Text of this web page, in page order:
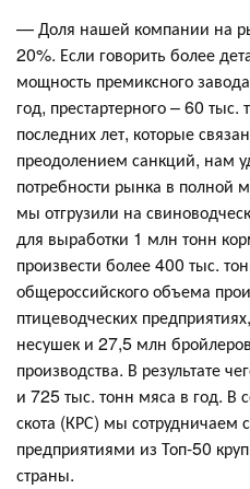
— Доля нашей компании на
20%. Если говорить более
мощность премиксного
год, престартерного – 60
последних лет, которые
преодолением санкций, нам
потребности рынка в полной
мы отгрузили на
для выработки 1 млн тонн
произвести более 400 тыс.
общероссийского объема
птицеводческих
несушек и 27,5 млн
производства. В результате
и 725 тыс. тонн мяса в год. В
скота (КРС) мы сотрудничаем
предприятиями из Топ-50
страны.